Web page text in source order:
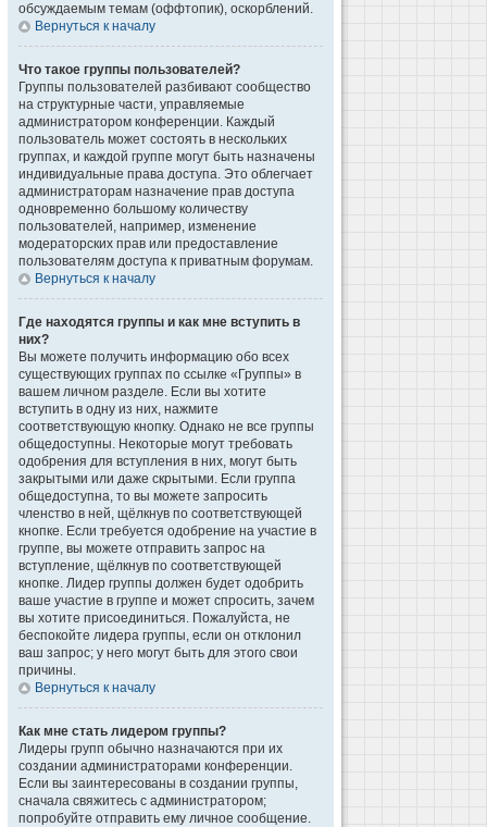
обсуждаемым темам (оффтопик), оскорблений.
Вернуться к началу
Что такое группы пользователей?
Группы пользователей разбивают сообщество
на структурные части, управляемые
администратором конференции. Каждый
пользователь может состоять в нескольких
группах, и каждой группе могут быть назначены
индивидуальные права доступа. Это облегчает
администраторам назначение прав доступа
одновременно большому количеству
пользователей, например, изменение
модераторских прав или предоставление
пользователям доступа к приватным форумам.
Вернуться к началу
Где находятся группы и как мне вступить в
них?
Вы можете получить информацию обо всех
существующих группах по ссылке «Группы» в
вашем личном разделе. Если вы хотите
вступить в одну из них, нажмите
соответствующую кнопку. Однако не все группы
общедоступны. Некоторые могут требовать
одобрения для вступления в них, могут быть
закрытыми или даже скрытыми. Если группа
общедоступна, то вы можете запросить
членство в ней, щёлкнув по соответствующей
кнопке. Если требуется одобрение на участие в
группе, вы можете отправить запрос на
вступление, щёлкнув по соответствующей
кнопке. Лидер группы должен будет одобрить
ваше участие в группе и может спросить, зачем
вы хотите присоединиться. Пожалуйста, не
беспокойте лидера группы, если он отклонил
ваш запрос; у него могут быть для этого свои
причины.
Вернуться к началу
Как мне стать лидером группы?
Лидеры групп обычно назначаются при их
создании администраторами конференции.
Если вы заинтересованы в создании группы,
сначала свяжитесь с администратором;
попробуйте отправить ему личное сообщение.